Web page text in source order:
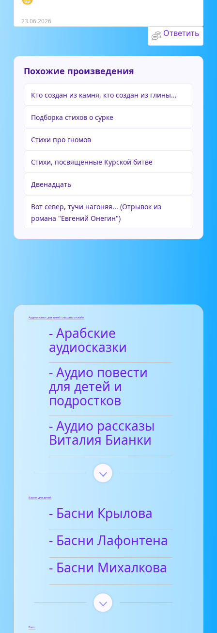
23.06.2026
Ответить
Похожие произведения
Кто создан из камня, кто создан из глины…
Подборка стихов о сурке
Стихи про гномов
Стихи, посвященные Курской битве
Двенадцать
Вот север, тучи нагоняя... (Отрывок из
романа "Евгений Онегин")
Аудиосказки для детей слушать онлайн
- Арабские
аудиосказки
- Аудио повести
для детей и
подростков
- Аудио рассказы
Виталия Бианки
Басни для детей
- Басни Крылова
- Басни Лафонтена
- Басни Михалкова
Блог